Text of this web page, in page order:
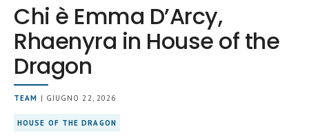
Chi è Emma D’Arcy,
Rhaenyra in House of the
Dragon
TEAM | GIUGNO 22, 2026
HOUSE OF THE DRAGON